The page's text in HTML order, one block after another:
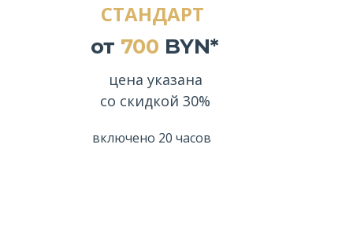
включено 20 часов
цена указана
со скидкой 30%
от 700 BYN*
СТАНДАРТ